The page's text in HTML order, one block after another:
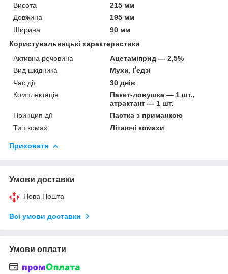
Висота
215 мм
Довжина
195 мм
Ширина
90 мм
Користувальницькі характеристики
Активна речовина
Ацетаміприд — 2,5%
Вид шкідника
Мухи, Ґедзі
Час дії
30 днів
Комплектація
Пакет-ловушка — 1 шт.,
атрактант — 1 шт.
Принцип дії
Пастка з приманкою
Тип комах
Літаючі комахи
Приховати
Умови доставки
Нова Пошта
Всі умови доставки
Умови оплати